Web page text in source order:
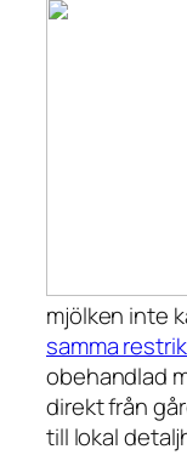
mjölken inte
samma
obehandlad
direkt från
till lokal